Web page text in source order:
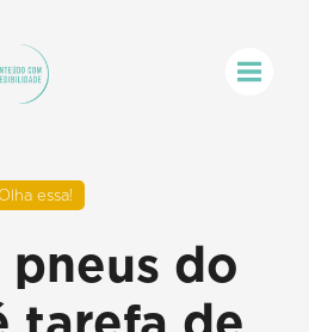
Olha essa!
pneus do